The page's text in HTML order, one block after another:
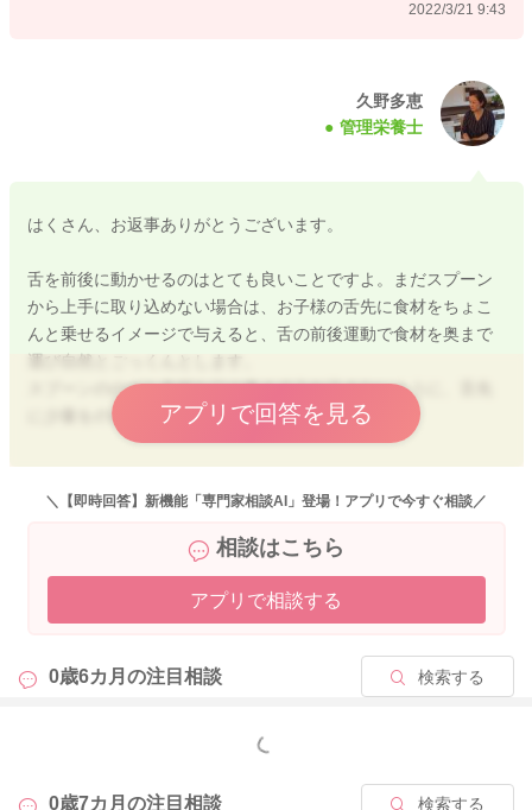
2022/3/19 23:41
2022/3/21 9:43
久野多恵
管理栄養士
はくさん、お返事ありがとうございます。
舌を前後に動かせるのはとても良いことですよ。まだスプーン
から上手に取り込めない場合は、お子様の舌先に食材をちょこ
んと乗せるイメージで与えると、舌の前後運動で食材を奥まで
運び自然とごっくんとします。
スプーンののせた食材を口の奥まで入れ込まないように、舌先
に少量をのせるイメージで与えてみてください。
人参だけでなくいろいろな野菜もトライできると良いですね。
食べなくても仕方ないかー食べてくれたらラッキーくらいの
離乳食やミルクを飲めていなくても、母乳が飲めていれば過度
いますよ。 上唇がとじて自分で取り込めるようになるまで
7か月になっても食べないお子様はとても多いです。1歳まで食
アプリで回答を見る
＼【即時回答】新機能「専門家相談AI」登場！アプリで今すぐ相談／
相談はこちら
アプリで相談する
0歳6カ月の注目相談 検索する
もっと見る
0歳7カ月の注目相談 検索する